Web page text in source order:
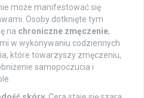
może manifestować się
Osoby dotknięte tym
na chroniczne zmęczenie,
w wykonywaniu codziennych
które towarzyszy zmęczeniu,
samopoczucia i